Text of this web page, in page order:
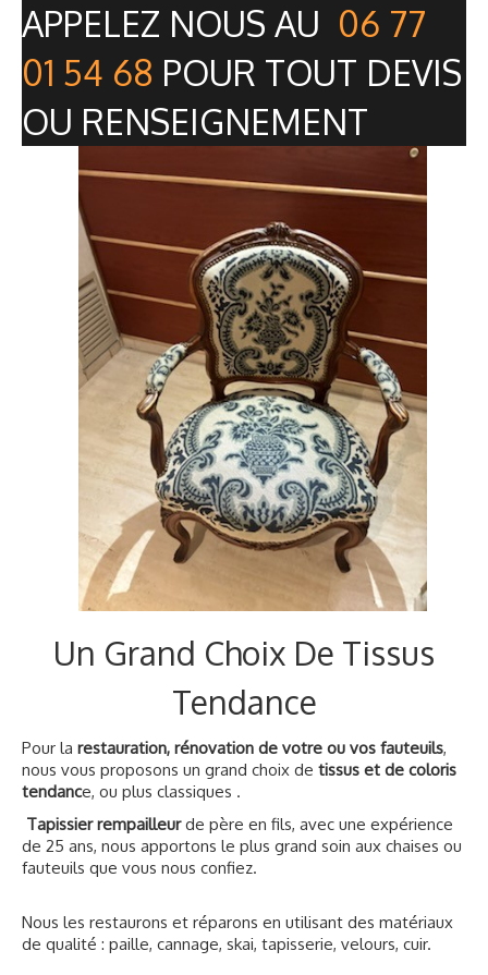
APPELEZ NOUS AU 06 77
01 54 68 POUR TOUT DEVIS
OU RENSEIGNEMENT
Un Grand Choix De Tissus
Tendance
Pour la restauration, rénovation de votre ou vos fauteuils,
nous vous proposons un grand choix de tissus et de coloris
tendance, ou plus classiques .
Tapissier rempailleurde père en fils, avec une expérience
de 25 ans, nous apportons le plus grand soin aux chaises ou
fauteuils que vous nous confiez.
Nous les restaurons et réparons en utilisant des matériaux
de qualité : paille, cannage, skai, tapisserie, velours, cuir.